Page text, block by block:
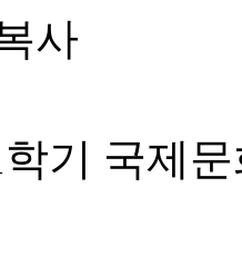
사
기 국제